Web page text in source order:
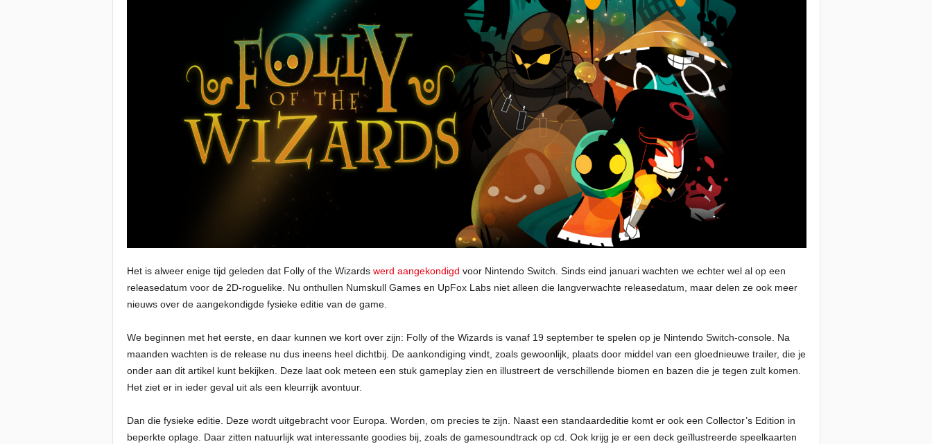
Het is alweer enige tijd geleden dat Folly of the Wizards werd aangekondigd voor Nintendo Switch. Sinds eind januari wachten we echter wel al op een
releasedatum voor de 2D-roguelike. Nu onthullen Numskull Games en UpFox Labs niet alleen die langverwachte releasedatum, maar delen ze ook meer
nieuws over de aangekondigde fysieke editie van de game.
We beginnen met het eerste, en daar kunnen we kort over zijn: Folly of the Wizards is vanaf 19 september te spelen op je Nintendo Switch-console. Na
maanden wachten is de release nu dus ineens heel dichtbij. De aankondiging vindt, zoals gewoonlijk, plaats door middel van een gloednieuwe trailer, die je
onder aan dit artikel kunt bekijken. Deze laat ook meteen een stuk gameplay zien en illustreert de verschillende biomen en bazen die je tegen zult komen.
Het ziet er in ieder geval uit als een kleurrijk avontuur.
Dan die fysieke editie. Deze wordt uitgebracht voor Europa. Worden, om precies te zijn. Naast een standaardeditie komt er ook een Collector’s Edition in
beperkte oplage. Daar zitten natuurlijk wat interessante goodies bij, zoals de gamesoundtrack op cd. Ook krijg je er een deck geïllustreerde speelkaarten